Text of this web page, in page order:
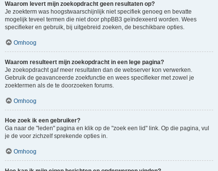
Waarom levert mijn zoekopdracht geen resultaten op?
Je zoekterm was hoogstwaarschijnlijk niet specifiek genoeg en bevatte
mogelijk teveel termen die niet door phpBB3 geïndexeerd worden. Wees
specifieker en gebruik, bij uitgebreid zoeken, de beschikbare opties.
Omhoog
Waarom resulteert mijn zoekopdracht in een lege pagina?
Je zoekopdracht gaf meer resultaten dan de webserver kon verwerken.
Gebruik de geavanceerde zoekfunctie en wees specifieker met zowel je
zoektermen als de te doorzoeken forums.
Omhoog
Hoe zoek ik een gebruiker?
Ga naar de "leden" pagina en klik op de "zoek een lid" link. Op die pagina, vul
je de voor zichzelf sprekende opties in.
Omhoog